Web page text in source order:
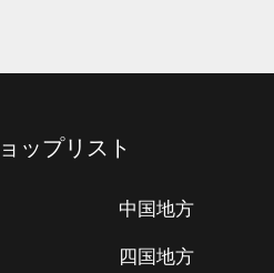
ップリスト
中国地方
四国地方